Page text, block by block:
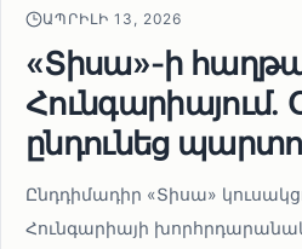
ԱՊՐԻԼԻ 13, 2026
«Տիսա»-ի
Հունգարիայում․
ընդունեց
Ընդդիմադիր «Տիսա»
Հունգարիայի